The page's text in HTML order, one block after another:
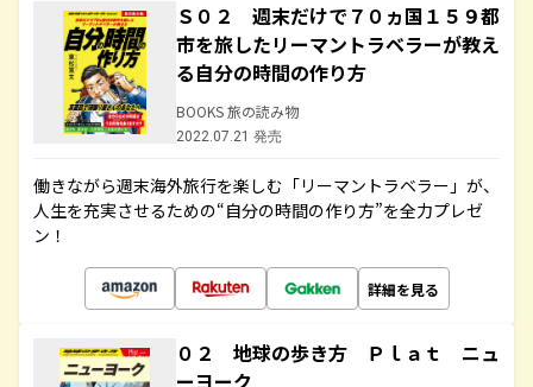
Ｓ０２ 週末だけで７０ヵ国１５９都
市を旅したリーマントラベラーが教え
る自分の時間の作り方
BOOKS 旅の読み物
2022.07.21 発売
働きながら週末海外旅行を楽しむ「リーマントラベラー」が、
人生を充実させるための“自分の時間の作り方”を全力プレゼ
ン！
詳細を見る
０２ 地球の歩き方 Ｐｌａｔ ニュ
ーヨーク